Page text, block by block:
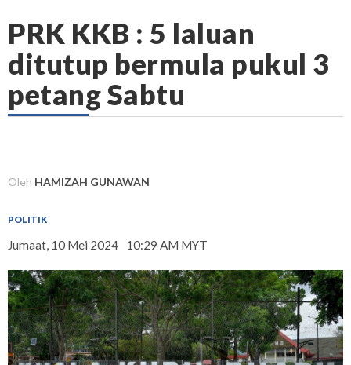
PRK KKB : 5 laluan
ditutup bermula pukul 3
petang Sabtu
Oleh HAMIZAH GUNAWAN
POLITIK
Jumaat, 10 Mei 2024 10:29 AM MYT